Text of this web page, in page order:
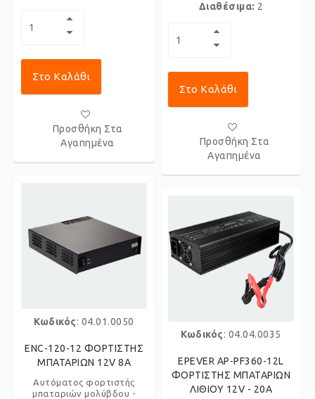
Στο Καλάθι
Προσθήκη Στα
Αγαπημένα
Κωδικός: 04.01.0050
ENC-120-12 ΦΟΡΤΙΣΤΗΣ
ΜΠΑΤΑΡΙΩΝ 12V 8A
Αυτόματος φορτιστής
μπαταριών μολύβδου -
Διαθέσιμα: 2
Στο Καλάθι
Προσθήκη Στα
Αγαπημένα
Κωδικός: 04.04.0035
EPEVER AP-PF360-12L
ΦΟΡΤΙΣΤΗΣ ΜΠΑΤΑΡΙΩΝ
ΛΙΘΙΟΥ 12V - 20A